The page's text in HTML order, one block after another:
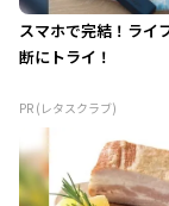
スマホで完結！ライ
断にトライ！
PR (レタスクラブ)